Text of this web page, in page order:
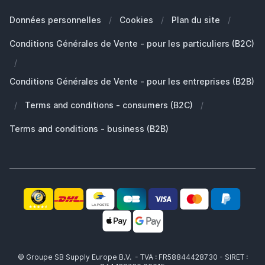
Clients Professionals (B2B)
Pas satisfait? Le produit vous est remboursé!
Travailler chez SB Supply
Mon compte
Données personnelles / Cookies / Plan du site /
Conditions Générales de Vente - pour les particuliers (B2C)
/
Conditions Générales de Vente - pour les entreprises (B2B)
/ Terms and conditions - consumers (B2C) /
Terms and conditions - business (B2B)
© Groupe SB Supply Europe B.V. - TVA : FR58844428730 - SIRET :